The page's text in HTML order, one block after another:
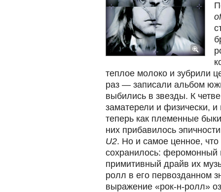
теплое молоко и зубрили
раз — записали альбом
выбились в звезды. К
заматерели и физически,
теперь как племенные
них прибавилось
U2. Но и самое ценное,
сохранилось:
примитивный драйв их
ролл в его первозданном
выражение «рок-н-ролл»